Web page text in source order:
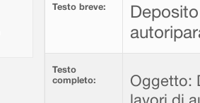
Testo breve:
Testo
completo:
Oggetto: